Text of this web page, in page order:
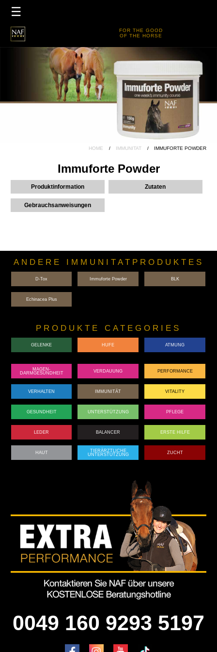
PRODUKTE
PRODUKTLEITFADEN
TEAM DE
FIVE STAR CLUB
☰
FOR THE GOOD
OF THE HORSE
HOME IMMUNITAT IMMUFORTE POWDER
Immuforte Powder
Produktinformation Zutaten
Gebrauchsanweisungen
ANDERE IMMUNITATPRODUKTES
D-Tox Immuforte Powder BLK
Echinacea Plus
PRODUKTE CATEGORIES
GELENKE HUFE ATMUNG
MAGEN-
DARMGESUNDHEIT
VERDAUUNG PERFORMANCE
VERHALTEN IMMUNITÄT VITALITY
GESUNDHEIT UNTERSTÜTZUNG PFLEGE
LEDER BALANCER ERSTE HILFE
HAUT
TIERÄRZTLICHE
UNTERSTÜTZUNG
ZUCHT
0049 160 9293 5197